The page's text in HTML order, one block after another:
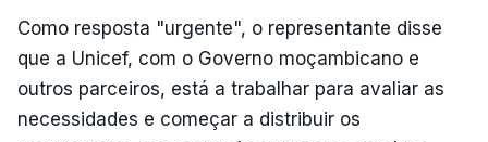
Como resposta "urgente", o representante disse
que a Unicef, com o Governo moçambicano e
outros parceiros, está a trabalhar para avaliar as
necessidades e começar a distribuir os